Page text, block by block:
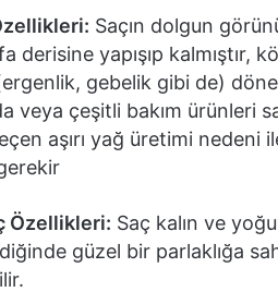
Saçın dolgun
derisine yapışıp kalmıştır,
gebelik gibi de)
veya çeşitli bakım ürünleri
aşırı yağ üretimi nedeni
Özellikleri: Saç kalın ve
güzel bir parlaklığa